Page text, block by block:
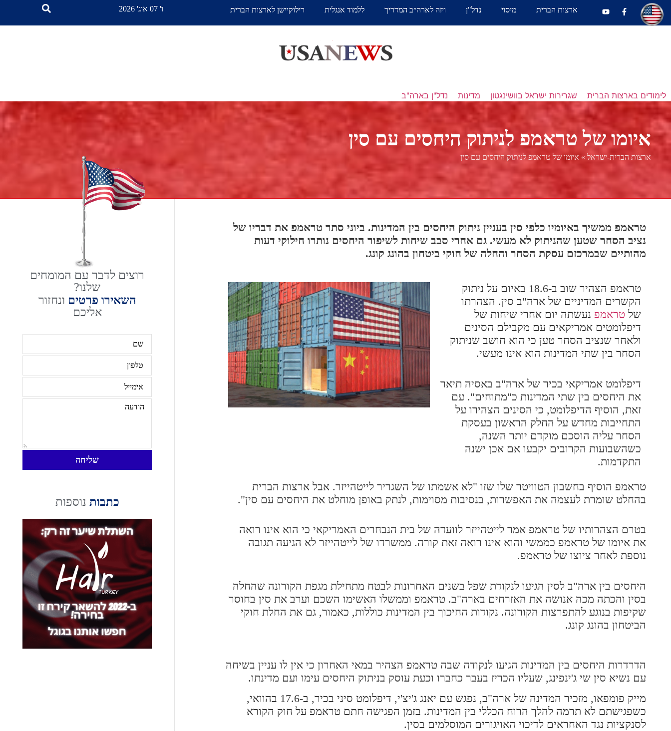
ארצות הברית מיסוי נדל"ן ויזה לארה״ב המדריך ללמוד אנגלית רילוקיישן לארצות הברית ו' 07 אוג' 2026
לימודים בארצות הברית שגרירות ישראל בוושינגטון מדינות נדל"ן בארה"ב
איומו של טראמפ לניתוק היחסים עם סין
ארצות הברית-ישראל » איומו של טראמפ לניתוק היחסים עם סין
טראמפ ממשיך באיומיו כלפי סין בעניין ניתוק היחסים בין המדינות. ביוני סתר טראמפ את דבריו של
נציב הסחר שטען שהניתוק לא מעשי. גם אחרי סבב שיחות לשיפור היחסים נותרו חילוקי דעות
מהותיים שבמרכזם עסקת הסחר והחלה של חוקי ביטחון בהונג קונג.
טראמפ הצהיר שוב ב-18.6 באיום על ניתוק
הקשרים המדיניים של ארה"ב סין. הצהרתו
של טראמפ נעשתה יום אחרי שיחות של
דיפלומטים אמריקאים עם מקבילם הסינים
ולאחר שנציב הסחר טען כי הוא חושב שניתוק
הסחר בין שתי המדינות הוא אינו מעשי.
דיפלומט אמריקאי בכיר של ארה"ב באסיה תיאר
את היחסים בין שתי המדינות כ"מתוחים". עם
זאת, הוסיף הדיפלומט, כי הסינים הצהירו על
התחייבות מחדש על החלק הראשון בעסקת
הסחר עליה הוסכם מוקדם יותר השנה,
כשהשבועות הקרובים יקבעו אם אכן ישנה
התקדמות.
טראמפ הוסיף בחשבון הטוויטר שלו שזו "לא אשמתו של השגריר לייטהייזר. אבל ארצות הברית
בהחלט שומרת לעצמה את האפשרות, בנסיבות מסוימות, לנתק באופן מוחלט את היחסים עם סין".
בטרם הצהרותיו של טראמפ אמר לייטהייזר לוועדה של בית הנבחרים האמריקאי כי הוא אינו רואה
את איומו של טראמפ כממשי והוא אינו רואה זאת קורה. ממשרדו של לייטהייזר לא הגיעה תגובה
נוספת לאחר ציוצו של טראמפ.
היחסים בין ארה"ב לסין הגיעו לנקודת שפל בשנים האחרונות לבטח מתחילת מגפת הקורונה שהחלה
בסין והכתה מכה אנושה את האזרחים בארה"ב. טראמפ וממשלו האשימו השכם וערב את סין בחוסר
שקיפות בנוגע להתפרצות הקורונה. נקודות החיכוך בין המדינות כוללות, כאמור, גם את החלת חוקי
הביטחון בהונג קונג.
הדרדרות היחסים בין המדינות הגיעו לנקודה שבה טראמפ הצהיר במאי האחרון כי אין לו עניין בשיחה
עם נשיא סין שי ג'ינפינג, שעליו הכריז בעבר כחברו וכעת עוסק בניתוק היחסים עימו ועם מדינתו.
מייק פומפאו, מזכיר המדינה של ארה"ב, נפגש עם יאנג ג'יצ'י, דיפלומט סיני בכיר, ב-17.6 בהוואי,
כשפגישתם לא תרמה להלך הרוח הכללי בין המדינות. בזמן הפגישה חתם טראמפ על חוק הקורא
לסנקציות נגד האחראים לדיכוי האויגורים המוסלמים בסין.
רוצים לדבר עם המומחים
שלנו?
השאירו פרטים ונחזור
אליכם
שליחה
כתבות נוספות